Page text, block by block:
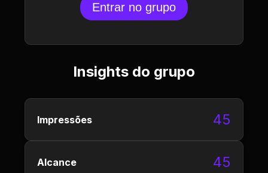
Entrar no grupo
Insights do grupo
Impressões 45
Alcance 45